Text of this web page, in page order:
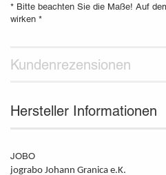
* Bitte beachten Sie die Maße! Auf
wirken *
Kundenrezensionen
Hersteller Informationen
JOBO
jograbo Johann Granica e.K.